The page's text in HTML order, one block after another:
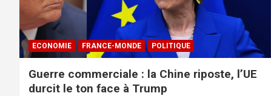
ECONOMIE FRANCE-MONDE POLITIQUE
Guerre commerciale : la Chine riposte, l’UE
durcit le ton face à Trump